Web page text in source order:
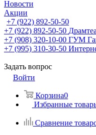
Новости
Акции
+7 (922) 892-50-50
+7 (922) 892-50-50
+7 (908) 320-10-00 ГУМ
+7 (995) 310-30-50
Задать вопрос
Войти
Корзина0
Избранные
Сравнение